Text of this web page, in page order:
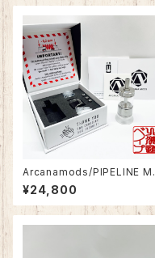
Arcanamods/PIPELINE
TED+ RTA
¥24,800